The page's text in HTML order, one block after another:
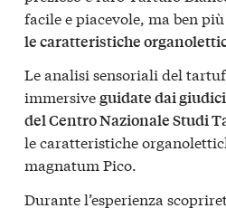
facile e piacevole, ma ben
le caratteristiche
Le analisi sensoriali del
immersiveguidate dai
del Centro Nazionale Studi
le caratteristiche
magnatum Pico.
Durante l’esperienza